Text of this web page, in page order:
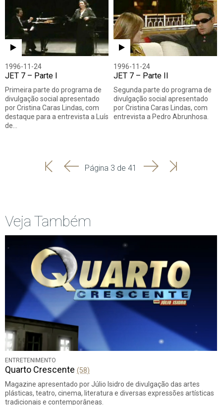
1996-11-24
JET 7 – Parte I
Primeira parte do programa de
divulgação social apresentado
por Cristina Caras Lindas, com
destaque para a entrevista a Luís
de…
1996-11-24
JET 7 – Parte II
Segunda parte do programa de
divulgação social apresentado
por Cristina Caras Lindas, com
entrevista a Pedro Abrunhosa.
'
'
Página 3 de 41 SeguinteÚltima
Veja Também
ENTRETENIMENTO
Quarto Crescente (58)
Magazine apresentado por Júlio Isidro de divulgação das artes
plásticas, teatro, cinema, literatura e diversas expressões artísticas
tradicionais e contemporâneas.